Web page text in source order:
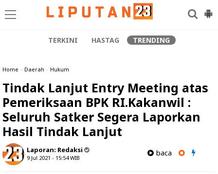
TERKINI HASTAG TRENDING
Home » Daerah » Hukum
Tindak Lanjut Entry Meeting atas
Pemeriksaan BPK RI.Kakanwil :
Seluruh Satker Segera Laporkan
Hasil Tindak Lanjut
Laporan: Redaksi
9 Jul 2021 - 15:54WIB
baca